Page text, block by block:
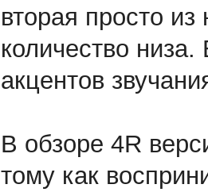
вторая просто
количество
акцентов
В обзоре 4R
тому как